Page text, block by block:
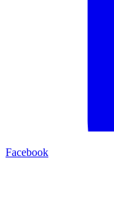
Facebook